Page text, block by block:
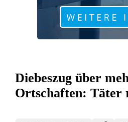
Diebeszug über
Ortschaften: Täter